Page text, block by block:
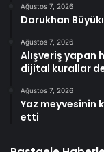
Ağustos 7, 2026
Dorukhan
Ağustos 7, 2026
Alışveriş yapan
dijital kurallar
Ağustos 7, 2026
Yaz meyvesinin
etti